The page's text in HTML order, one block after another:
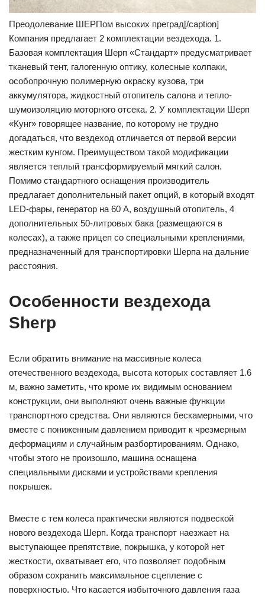
Преодолевание ШЕРПом высоких преград[/caption]
Компания предлагает 2 комплектации вездехода. 1.
Базовая комплектация Шерп «Стандарт» предусматривает
тканевый тент, галогенную оптику, колесные колпаки,
особопрочную полимерную окраску кузова, три
аккумулятора, жидкостный отопитель салона и тепло-
шумоизоляцию моторного отсека. 2. У комплектации Шерп
«Кунг» говорящее название, по которому не трудно
догадаться, что вездеход отличается от первой версии
жестким кунгом. Преимуществом такой модификации
является теплый трансформируемый мягкий салон.
Помимо стандартного оснащения производитель
предлагает дополнительный пакет опций, в который входят
LED-фары, генератор на 60 А, воздушный отопитель, 4
дополнительных 50-литровых бака (размещаются в
колесах), а также прицеп со специальными креплениями,
предназначенный для транспортировки Шерпа на дальние
расстояния.
Особенности вездехода
Sherp
Если обратить внимание на массивные колеса
отечественного вездехода, высота которых составляет 1.6
м, важно заметить, что кроме их видимым основанием
конструкции, они выполняют очень важные функции
транспортного средства. Они являются бескамерными, что
вместе с пониженным давлением приводит к чрезмерным
деформациям и случайным разбортированиям. Однако,
чтобы этого не произошло, машина оснащена
специальными дисками и устройствами крепления
покрышек.
Вместе с тем колеса практически являются подвеской
нового вездехода Шерп. Когда транспорт наезжает на
выступающее препятствие, покрышка, у которой нет
жесткости, охватывает его, что позволяет подобным
образом сохранить максимальное сцепление с
поверхностью. Что касается избыточного давления газа